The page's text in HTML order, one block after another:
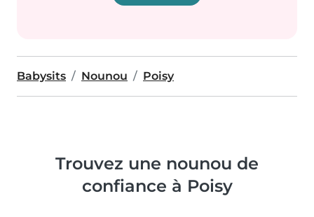
Babysits Nounou Poisy
Trouvez une nounou de
confiance à Poisy